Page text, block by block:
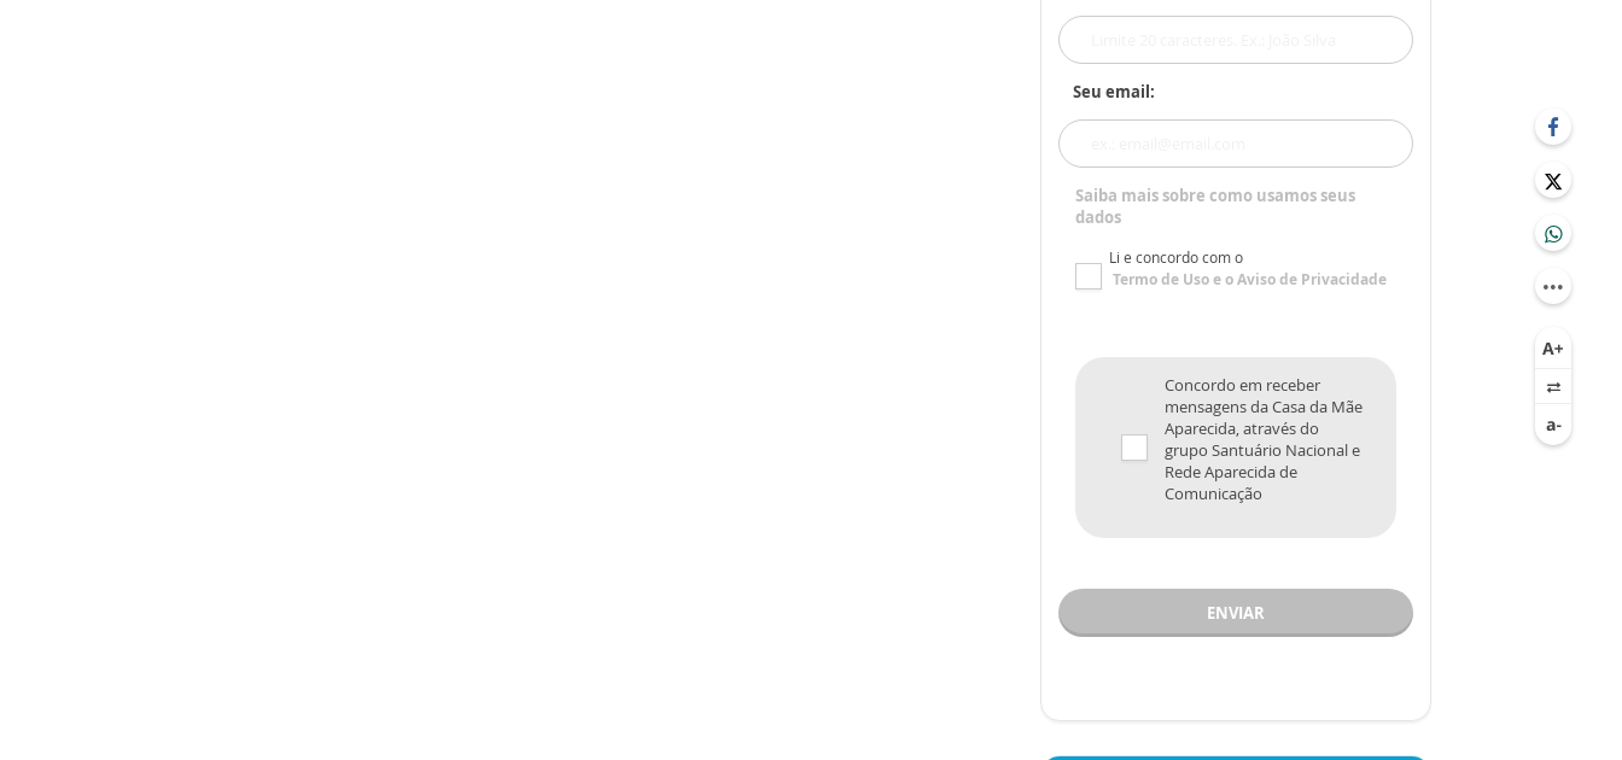
Seu email:
Saiba mais sobre como usamos seus
dados
Li e concordo com o
Termo de Usoe oAviso de Privacidade
Concordo em receber
mensagens da Casa da Mãe
Aparecida, através do
grupo Santuário Nacional e
Rede Aparecida de
Comunicação
ENVIAR